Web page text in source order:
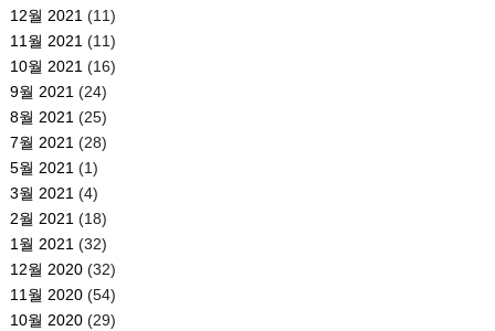
12월 2021 (11)
11월 2021 (11)
10월 2021 (16)
9월 2021 (24)
8월 2021 (25)
7월 2021 (28)
5월 2021 (1)
3월 2021 (4)
2월 2021 (18)
1월 2021 (32)
12월 2020(32)
11월 2020(54)
10월 2020(29)